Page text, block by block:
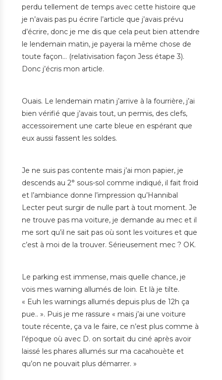
perdu tellement de temps avec cette histoire que
je n’avais pas pu écrire l’article que j’avais prévu
d’écrire, donc je me dis que cela peut bien attendre
le lendemain matin, je payerai la même chose de
toute façon… (relativisation façon Jess étape 3).
Donc j’écris mon article.
Ouais. Le lendemain matin j’arrive à la fourrière, j’ai
bien vérifié que j’avais tout, un permis, des clefs,
accessoirement une carte bleue en espérant que
eux aussi fassent les soldes.
Je ne suis pas contente mais j’ai mon papier, je
descends au 2° sous-sol comme indiqué, il fait froid
et l’ambiance donne l’impression qu’Hannibal
Lecter peut surgir de nulle part à tout moment. Je
ne trouve pas ma voiture, je demande au mec et il
me sort qu’il ne sait pas où sont les voitures et que
c’est à moi de la trouver. Sérieusement mec ? OK.
Le parking est immense, mais quelle chance, je
vois mes warning allumés de loin. Et là je tilte.
« Euh les warnings allumés depuis plus de 12h ça
pue.. ». Puis je me rassure « mais j’ai une voiture
toute récente, ça va le faire, ce n’est plus comme à
l’époque où avec D. on sortait du ciné après avoir
laissé les phares allumés sur ma cacahouète et
qu’on ne pouvait plus démarrer. »